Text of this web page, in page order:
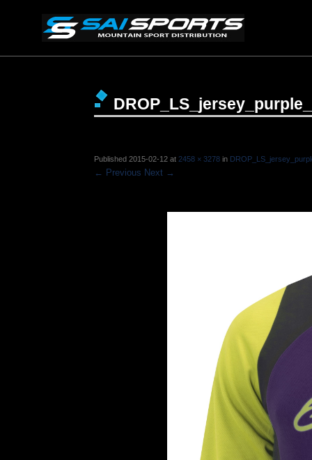
Published 2015-02-12 at 2458 × 3278 in
← Previous Next →